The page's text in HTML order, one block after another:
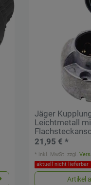
Jäger
Leichtmetall
21,95 € *
aktuell nicht lieferbar
Artikel
* inkl. MwSt. zzgl.